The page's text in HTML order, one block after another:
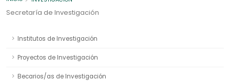
Secretaría de Investigación
Institutos de Investigación
Proyectos de Investigación
Becarios/as de Investigación